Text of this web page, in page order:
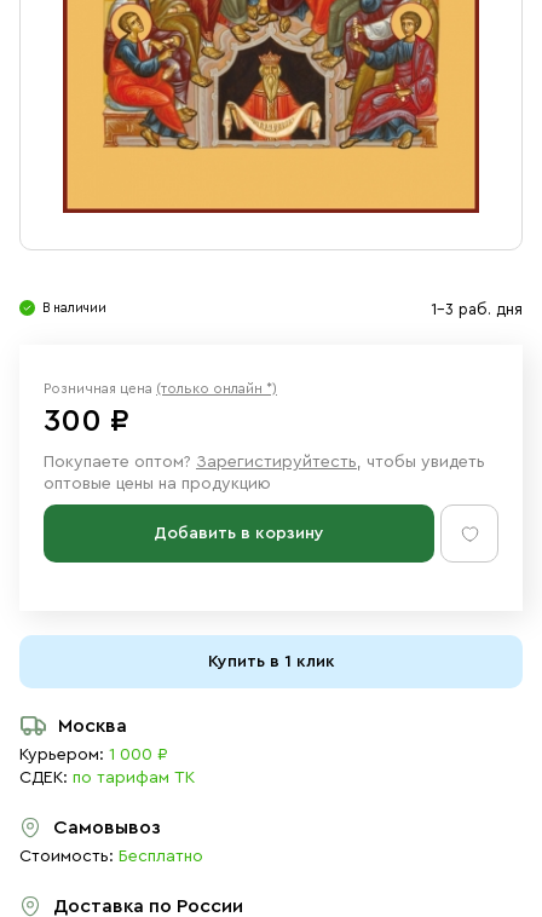
Ювелирные изделия
В наличии 1-3 раб. дня
Розничная цена (только онлайн *)
300 ₽
Покупаете оптом? Зарегистируйтесть, чтобы увидеть
оптовые цены на продукцию
Добавить в корзину
Купить в 1 клик
Москва
Курьером: 1 000 ₽
СДЕК: по тарифам ТК
Самовывоз
Стоимость: Бесплатно
Доставка по России